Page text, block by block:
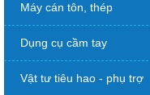
Máy cán tôn, thép
Dụng cụ cầm tay
Vật tư tiêu hao - phụ trợ